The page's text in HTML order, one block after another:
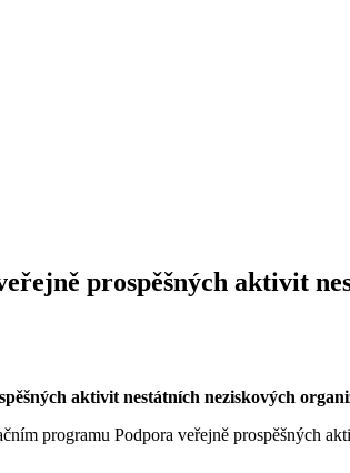
prospěšných aktivit
aktivit nestátních neziskových
programu Podpora veřejně prospěšných